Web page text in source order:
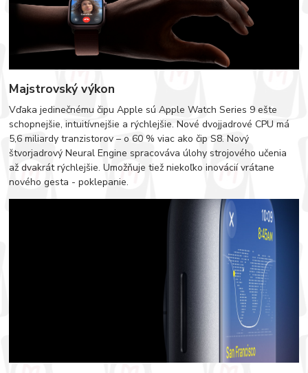
Majstrovský výkon
Vďaka jedinečnému čipu Apple sú Apple Watch Series 9 ešte
schopnejšie, intuitívnejšie a rýchlejšie. Nové dvojjadrové CPU má
5,6 miliardy tranzistorov – o 60 % viac ako čip S8. Nový
štvorjadrový Neural Engine spracováva úlohy strojového učenia
až dvakrát rýchlejšie. Umožňuje tiež niekoľko inovácií vrátane
nového gesta - poklepanie.